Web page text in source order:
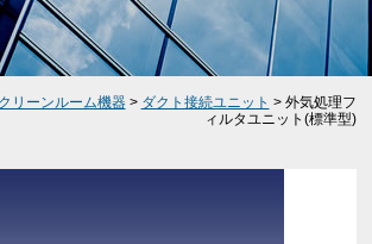
クリーンルーム機器> ダクト接続ユニット > 外気処理フ
ィルタユニット(標準型)